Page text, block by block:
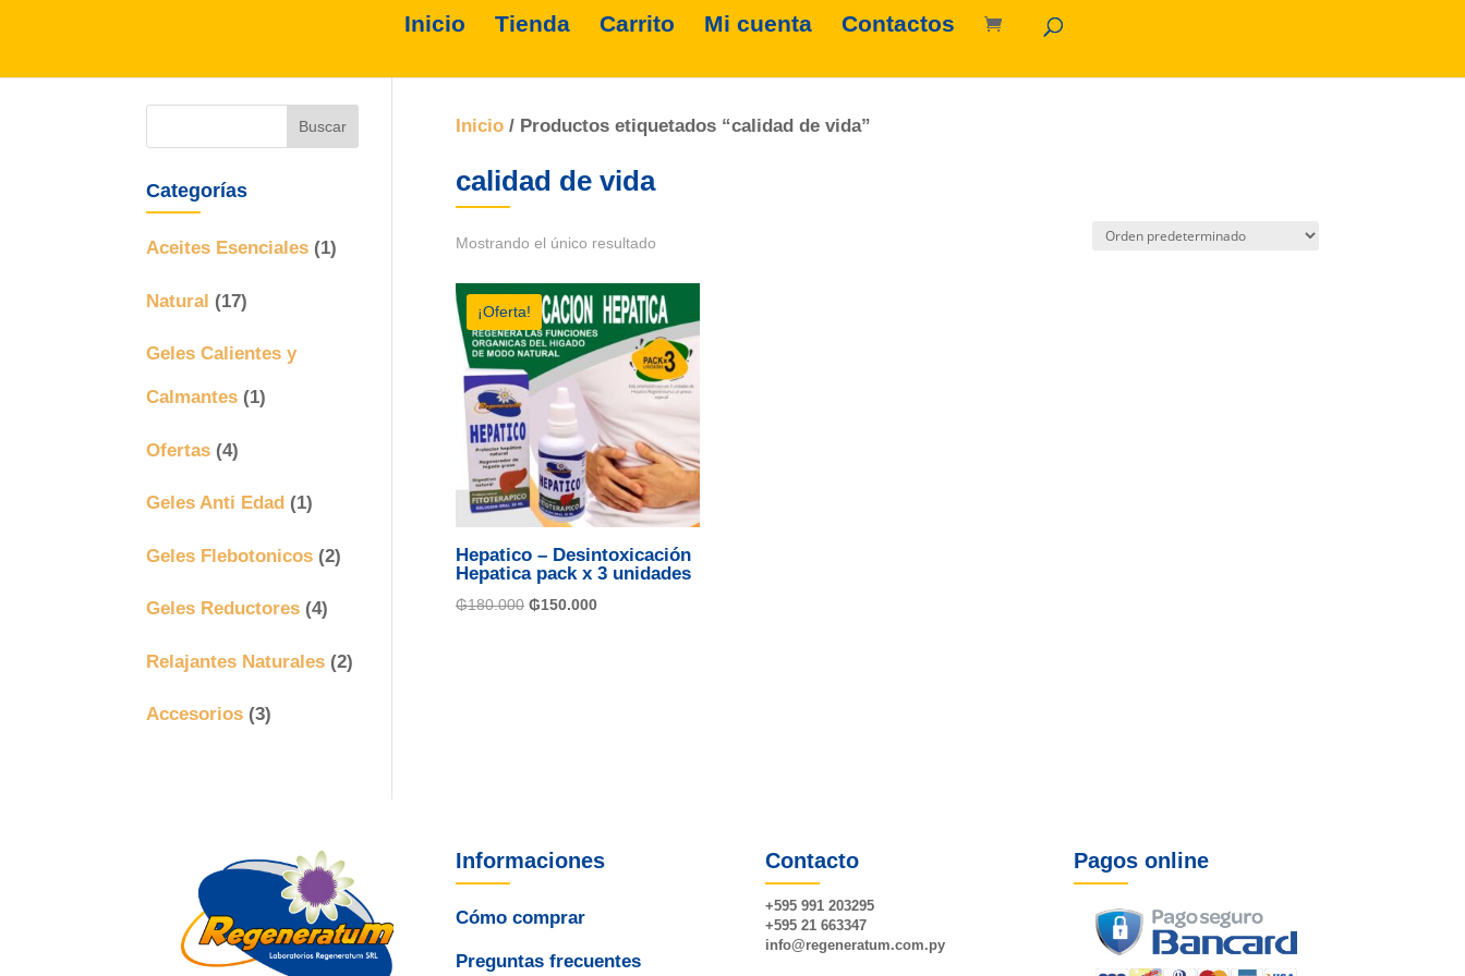
Inicio Tienda Carrito Mi cuenta Contactos
Inicio/ Productos etiquetados “calidad de vida”
calidad de vida
Mostrando el único resultado
¡Oferta!
Hepatico – Desintoxicación
Hepatica pack x 3 unidades
₲180.000 El
₲150.000El
Categorías
Aceites Esenciales (1)
Natural (17)
Geles Calientes y
Calmantes (1)
Ofertas (4)
Geles Anti Edad (1)
Geles Flebotonicos (2)
Geles Reductores (4)
Relajantes Naturales (2)
Accesorios (3)
Informaciones
Cómo comprar
Preguntas frecuentes
Contacto
+595 991 203295
+595 21 663347
info@regeneratum.com.py
Pagos online